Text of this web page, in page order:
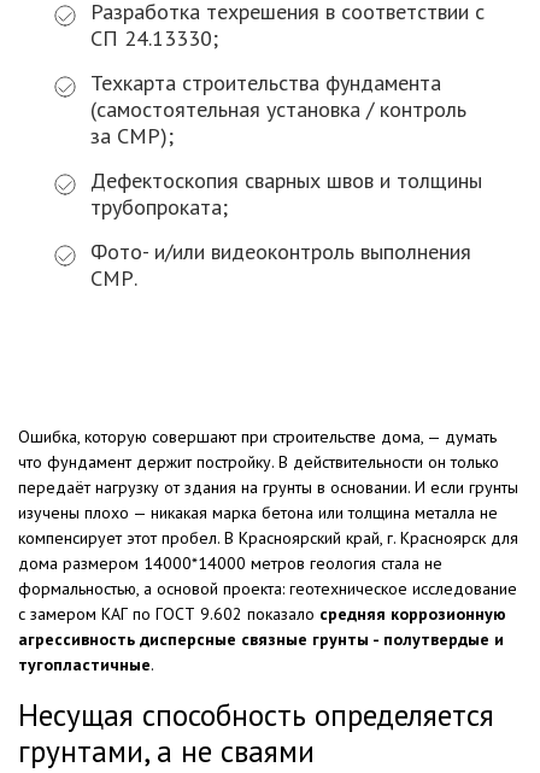
Разработка техрешения в соответствии с
СП 24.13330;
Техкарта строительства фундамента
(самостоятельная установка / контроль
за СМР);
Дефектоскопия сварных швов и толщины
трубопроката;
Фото- и/или видеоконтроль выполнения
СМР.
Ошибка, которую совершают при строительстве дома, — думать
что фундамент держит постройку. В действительности он только
передаёт нагрузку от здания на грунты в основании. И если грунты
изучены плохо — никакая марка бетона или толщина металла не
компенсирует этот пробел. В Красноярский край, г. Красноярск для
дома размером 14000*14000 метров геология стала не
формальностью, а основой проекта: геотехническое исследование
с замером КАГ по ГОСТ 9.602 показало средняя коррозионную
агрессивность дисперсные связные грунты - полутвердые и
тугопластичные.
Несущая способность определяется
грунтами, а не сваями